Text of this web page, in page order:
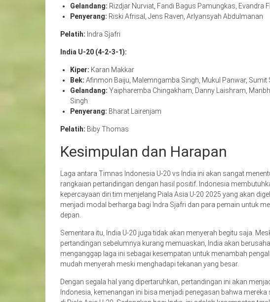
Gelandang: Rizdjar Nurviat, Fandi Bagus Pamungkas, Evandra
Penyerang: Riski Afrisal, Jens Raven, Arlyansyah Abdulmanan
Pelatih: Indra Sjafri
India U-20 (4-2-3-1):
Kiper: Karan Makkar
Bek: Afinmon Baiju, Malemngamba Singh, Mukul Panwar, Sumit
Gelandang: Yaipharemba Chingakham, Danny Laishram,
Singh
Penyerang: Bharat Lairenjam
Pelatih: Biby Thomas
Kesimpulan dan Harapan
Laga antara Timnas Indonesia U-20 vs India ini akan sangat
rangkaian pertandingan dengan hasil positif. Indonesia
kepercayaan diri tim menjelang Piala Asia U-20 2025 yang akan
menjadi modal berharga bagi Indra Sjafri dan para pemain untuk
depan.
Sementara itu, India U-20 juga tidak akan menyerah begitu saja.
pertandingan sebelumnya kurang memuaskan, India akan
menganggap laga ini sebagai kesempatan untuk menambah
mudah menyerah meski menghadapi tekanan yang besar.
Dengan segala hal yang dipertaruhkan, pertandingan ini akan
Indonesia, kemenangan ini bisa menjadi penegasan bahwa